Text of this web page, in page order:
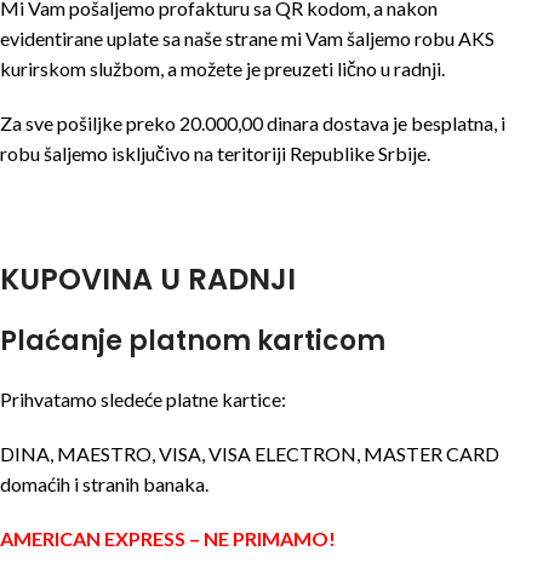
Mi Vam pošaljemo profakturu sa QR kodom, a nakon
evidentirane uplate sa naše strane mi Vam šaljemo robu AKS
kurirskom službom, a možete je preuzeti lično u radnji.
Za sve pošiljke preko 20.000,00 dinara dostava je besplatna, i
robu šaljemo isključivo na teritoriji Republike Srbije.
KUPOVINA U RADNJI
Plaćanje platnom karticom
Prihvatamo sledeće platne kartice:
DINA, MAESTRO, VISA, VISA ELECTRON, MASTER CARD
domaćih i stranih banaka.
AMERICAN EXPRESS – NE PRIMAMO!